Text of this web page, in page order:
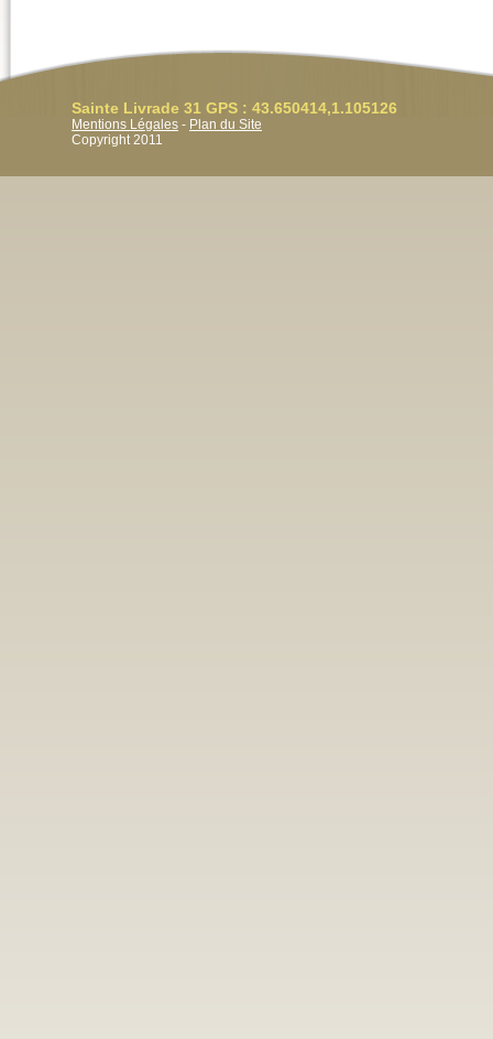
Sainte Livrade 31 GPS : 43.650414,1.105126
Mentions Légales - Plan du Site
Copyright 2011